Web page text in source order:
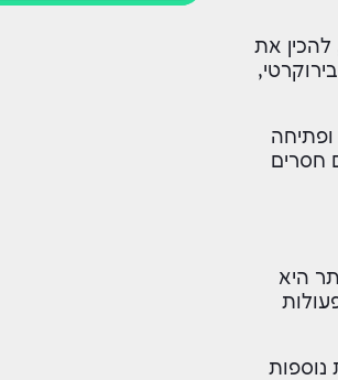
להכין את
חסרים
היא
ולעיתים הטבות נוספות